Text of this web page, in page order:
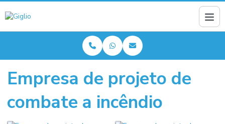
Empresa de projeto de
combate a incêndio